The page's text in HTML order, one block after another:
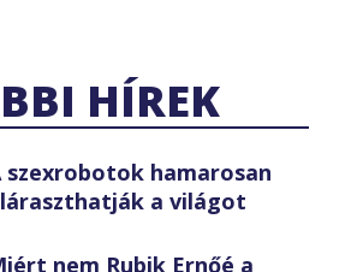
HÍREK
szexrobotok hamarosan
a világot
nem Rubik Ernőé a